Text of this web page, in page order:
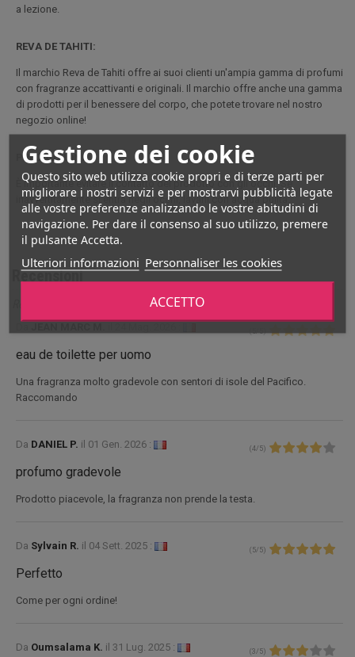
Gestione dei cookie
Questo sito web utilizza cookie propri e di terze parti per
migliorare i nostri servizi e per mostrarvi pubblicità legate
alle vostre preferenze analizzando le vostre abitudini di
navigazione. Per dare il consenso al suo utilizzo, premere
il pulsante Accetta.
Ulteriori informazioni Personnaliser les cookies
ACCETTO
a lezione.
REVA DE TAHITI:
Il marchio Reva de Tahiti offre ai suoi clienti un'ampia gamma di profumi
con fragranze accattivanti e originali. Il marchio offre anche una gamma
di prodotti per il benessere del corpo, che potete trovare nel nostro
negozio online!
PRECAUZIONI:
È importante evitare il contatto del prodotto con gli occhi. Se
inavvertitamente si entra negli occhi, lavarli con acqua pulita.
Recensioni
Recensioni per Eau de toilette Tevi Tahiti Tane 100mL
eau de toilette per uomo
Una fragranza molto gradevole con sentori di isole del Pacifico.
Raccomando
Da DANIEL P. il 01 Gen. 2026 : (4/ 5)
profumo gradevole
Prodotto piacevole, la fragranza non prende la testa.
Da Sylvain R. il 04 Sett. 2025 : ( 5/ 5)
Perfetto
Come per ogni ordine!
Da Oumsalama K. il 31 Lug. 2025 : (3 / 5)